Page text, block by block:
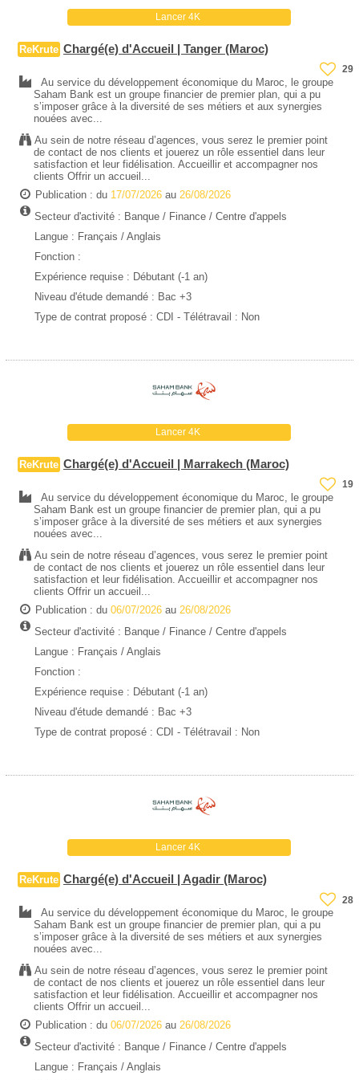
Lancer 4K
ReKrute Chargé(e) d'Accueil | Tanger (Maroc)
29
Au service du développement économique du Maroc, le groupe
Saham Bank est un groupe financier de premier plan, qui a pu
s’imposer grâce à la diversité de ses métiers et aux synergies
nouées avec...
Au sein de notre réseau d’agences, vous serez le premier point
de contact de nos clients et jouerez un rôle essentiel dans leur
satisfaction et leur fidélisation. Accueillir et accompagner nos
clients Offrir un accueil...
Publication : du 17/07/2026 au 26/08/2026
Secteur d'activité : Banque / Finance / Centre d'appels
Langue : Français / Anglais
Fonction :
Expérience requise : Débutant (-1 an)
Niveau d'étude demandé : Bac +3
Type de contrat proposé : CDI - Télétravail : Non
Lancer 4K
ReKrute Chargé(e) d'Accueil | Marrakech (Maroc)
19
Au service du développement économique du Maroc, le groupe
Saham Bank est un groupe financier de premier plan, qui a pu
s’imposer grâce à la diversité de ses métiers et aux synergies
nouées avec...
Au sein de notre réseau d’agences, vous serez le premier point
de contact de nos clients et jouerez un rôle essentiel dans leur
satisfaction et leur fidélisation. Accueillir et accompagner nos
clients Offrir un accueil...
Publication : du 06/07/2026 au 26/08/2026
Secteur d'activité : Banque / Finance / Centre d'appels
Langue : Français / Anglais
Fonction :
Expérience requise : Débutant (-1 an)
Niveau d'étude demandé : Bac +3
Type de contrat proposé : CDI - Télétravail : Non
Lancer 4K
ReKrute Chargé(e) d'Accueil | Agadir (Maroc)
28
Au service du développement économique du Maroc, le groupe
Saham Bank est un groupe financier de premier plan, qui a pu
s’imposer grâce à la diversité de ses métiers et aux synergies
nouées avec...
Au sein de notre réseau d’agences, vous serez le premier point
de contact de nos clients et jouerez un rôle essentiel dans leur
satisfaction et leur fidélisation. Accueillir et accompagner nos
clients Offrir un accueil...
Publication : du 06/07/2026 au 26/08/2026
Secteur d'activité : Banque / Finance / Centre d'appels
Langue : Français / Anglais